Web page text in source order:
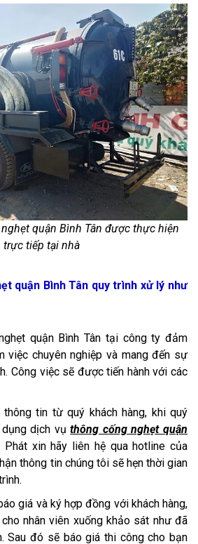
quận Bình Tân được thực hiện
trực tiếp tại nhà
quận Bình Tân quy trình xử lý như
quận Bình Tân tại công ty đảm
việc chuyên nghiệp và mang đến sự
Công việc sẽ được tiến hành với các
thông tin từ quý khách hàng, khi quý
dụng dịch vụthông cống nghẹt quận
Phát xin hãy liên hệ qua hotline của
thông tin chúng tôi sẽ hẹn thời gian
giá và ký hợp đồng với khách hàng,
nhân viên xuống khảo sát như đã
Sau đó sẽ báo giá thi công cho bạn